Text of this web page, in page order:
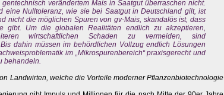
verändertem Mais in Saatgut überraschen nicht.
eine Nulltoleranz, wie sie bei Saatgut in Deutschland gilt, ist
nicht die möglichen Spuren von gv-Mais, skandalös ist, dass
gibt. Um die globalen Realitäten endlich zu akzeptieren,
wirtschaftlichen Schaden zu vermeiden, sind
dahin müssen im behördlichen Vollzug endlich Lösungen
im „Mikrospurenbereich“ praxisgerecht und
behandeln.
Landwirten, welche die Vorteile moderner Pflanzenbiotechnologie